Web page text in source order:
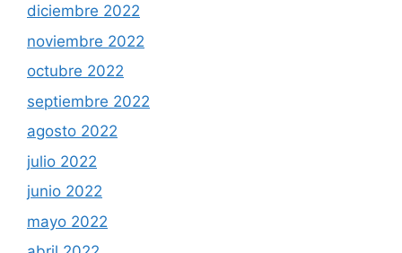
diciembre 2022
noviembre 2022
octubre 2022
septiembre 2022
agosto 2022
julio 2022
junio 2022
mayo 2022